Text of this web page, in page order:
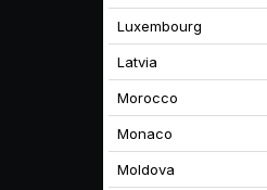
Luxembourg
Latvia
Morocco
Monaco
Moldova